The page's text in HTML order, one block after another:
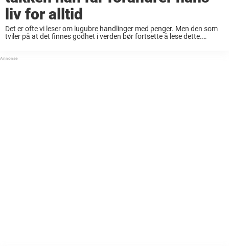
liv for alltid
Det er ofte vi leser om lugubre handlinger med penger. Men den som
tviler på at det finnes godhet i verden bør fortsette å lese dette.